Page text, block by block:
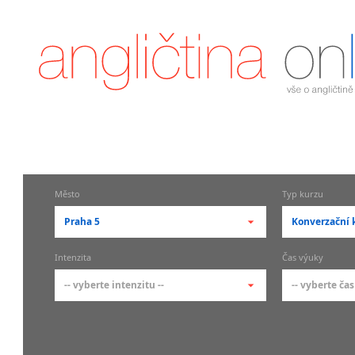
Město
Praha 5
-- vyberte město --
pražské městské části
Typ kurzu
-- vyberte
Intenzita
-- vyberte intenzitu --
Čas výuky
-- vyberte